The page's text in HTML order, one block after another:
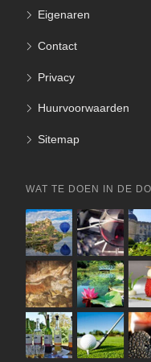
Eigenaren
Contact
Privacy
Huurvoorwaarden
Sitemap
WAT TE DOEN IN DE